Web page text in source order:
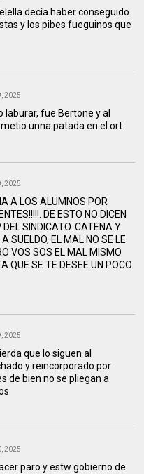
decía haber conseguido
y los pibes fueguinos que
2025
laburar, fue Bertone y al
unna patada en el ort.
2025
A LOS ALUMNOS POR
DE ESTO NO DICEN
SINDICATO. CATENA Y
SUELDO, EL MAL NO SE LE
VOS SOS EL MAL MISMO
QUE SE TE DESEE UN POCO
2025
que lo siguen al
y reincorporado por
de bien no se pliegan a
2025
paro y estw gobierno de